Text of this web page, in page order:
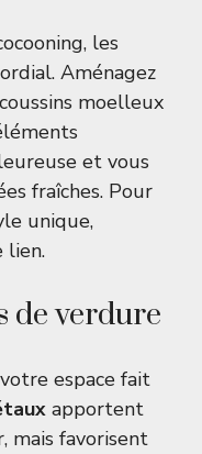
les
Aménagez
moelleux
et vous
fraîches. Pour
unique,
lien.
de verdure
espace fait
apportent
mais favorisent